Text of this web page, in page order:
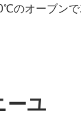
オーブンで
ーユ